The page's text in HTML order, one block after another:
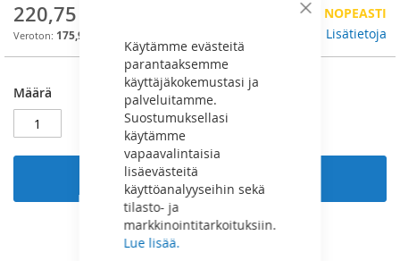
Sulje
Käytämme evästeitä
parantaaksemme
käyttäjäkokemustasi ja
palveluitamme.
Suostumuksellasi
käytämme
vapaavalintaisia
lisäevästeitä
käyttöanalyyseihin sekä
tilasto- ja
markkinointitarkoituksiin.
Lue lisää.
of
the
220,75 €
175,90 €
VÄHÄN VARASTOSSA, TILAA NOPEASTI
Lisätietoja
Määrä
Lisää ostoskoriin
LISÄÄ VERTAILUUN